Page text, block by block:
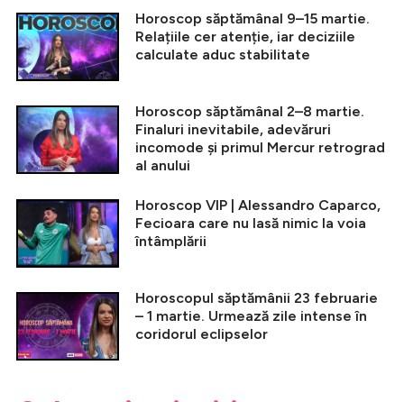
Horoscop săptămânal 9–15 martie.
Relațiile cer atenție, iar deciziile
calculate aduc stabilitate
Horoscop săptămânal 2–8 martie.
Finaluri inevitabile, adevăruri
incomode și primul Mercur retrograd
al anului
Horoscop VIP | Alessandro Caparco,
Fecioara care nu lasă nimic la voia
întâmplării
Horoscopul săptămânii 23 februarie
– 1 martie. Urmează zile intense în
coridorul eclipselor